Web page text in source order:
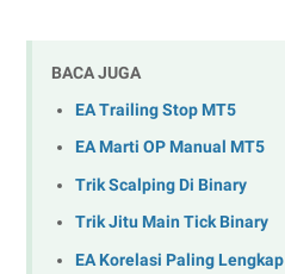
BACA JUGA
EA Trailing Stop MT5
EA Marti OP Manual MT5
Trik Scalping Di Binary
Trik Jitu Main Tick Binary
EA Korelasi Paling Lengkap